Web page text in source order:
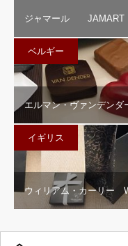
ジャマール JAMART
ベルギー
エルマン・ヴァンデン
イギリス
ウィリアム・カーリー